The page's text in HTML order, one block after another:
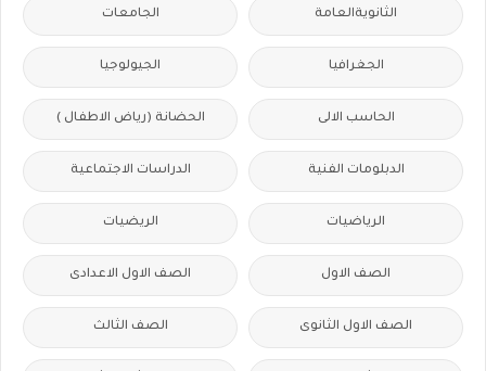
الثانويةالعامة الجامعات
الجغرافيا الجيولوجيا
الحاسب الالى الحضانة (رياض الاطفال )
الدبلومات الفنية الدراسات الاجتماعية
الرياضيات الريضيات
الصف الاول الصف الاول الاعدادى
الصف الاول الثانوى الصف الثالث